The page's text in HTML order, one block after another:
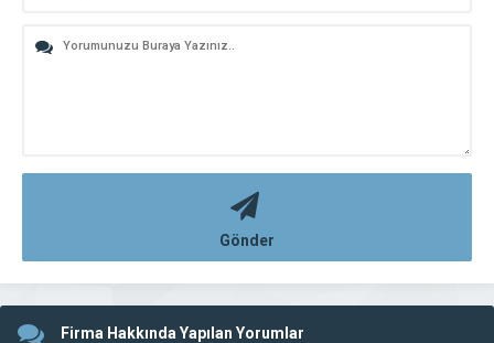
Gönder
Firma Hakkında Yapılan Yorumlar